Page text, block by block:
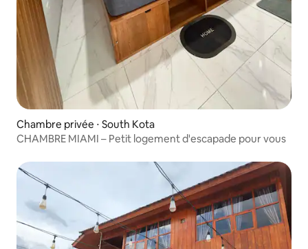
Chambre privée ⋅ South Kota
CHAMBRE MIAMI – Petit logement d'escapade pour vous